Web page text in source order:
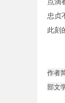
忠贞
此刻
作者
部文